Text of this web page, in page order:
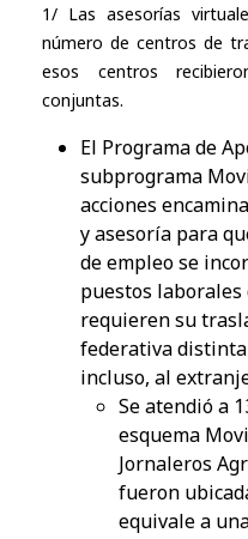
​1/ Las asesorías
número de centros de
esos centros
conjuntas.
​El Programa de
subprograma
acciones
y asesoría para
de empleo se
puestos
requieren su
federativa
incluso, al
Se atendió a
esquema
Jornaleros
fueron
equivale a